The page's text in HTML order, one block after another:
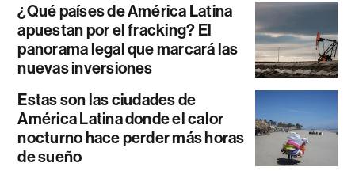
¿Qué países de América Latina
apuestan por el fracking? El
panorama legal que marcará las
nuevas inversiones
Estas son las ciudades de
América Latina donde el calor
nocturno hace perder más horas
de sueño